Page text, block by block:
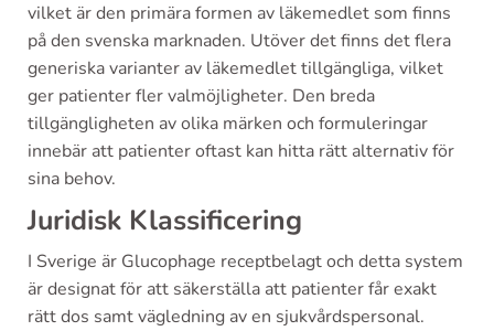
vilket är den primära formen av läkemedlet som finns
på den svenska marknaden. Utöver det finns det flera
generiska varianter av läkemedlet tillgängliga, vilket
ger patienter fler valmöjligheter. Den breda
tillgängligheten av olika märken och formuleringar
innebär att patienter oftast kan hitta rätt alternativ för
sina behov.
Juridisk Klassificering
I Sverige är Glucophage receptbelagt och detta system
är designat för att säkerställa att patienter får exakt
rätt dos samt vägledning av en sjukvårdspersonal.